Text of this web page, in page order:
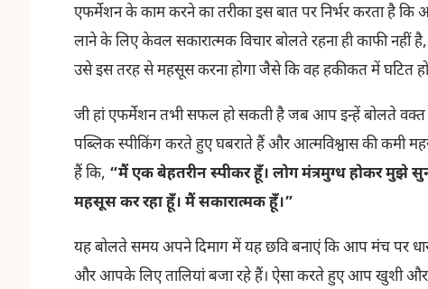
एफर्मेशन के काम करने का तरीका इस बात पर निर्भर करता है
लाने के लिए केवल सकारात्मक विचार बोलते रहना ही काफी
उसे इस तरह से महसूस करना होगा जैसे कि वह हकीकत में घटित
जी हां एफर्मेशन तभी सफल हो सकती है जब आप इन्हें बोलते
पब्लिक स्पीकिंग करते हुए घबराते हैं और आत्मविश्वास की
हैं कि, “मैं एक बेहतरीन स्पीकर हूँ। लोग मंत्रमुग्ध होकर
महसूस कर रहा हूँ। मैं सकारात्मक हूँ।”
यह बोलते समय अपने दिमाग में यह छवि बनाएं कि आप मंच पर
और आपके लिए तालियां बजा रहे हैं। ऐसा करते हुए आप खुशी